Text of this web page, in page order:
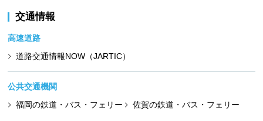
交通情報
高速道路
道路交通情報NOW（JARTIC）
公共交通機関
福岡の鉄道・バス・フェリー
佐賀の鉄道・バス・フェリー